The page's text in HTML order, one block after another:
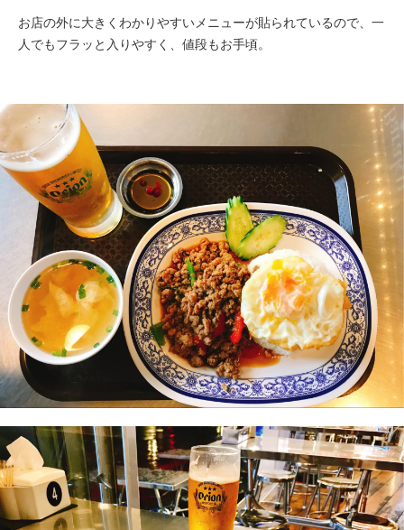
お店の外に大きくわかりやすいメニューが貼られているので、一
人でもフラッと入りやすく、値段もお手頃。